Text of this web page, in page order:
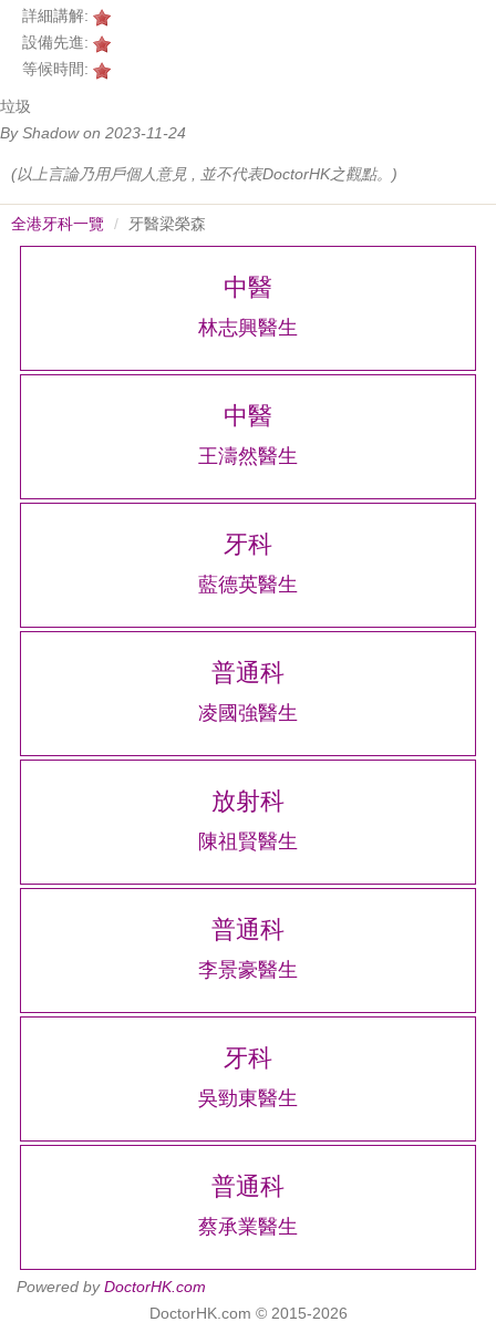
詳細講解:
設備先進:
等候時間:
垃圾
By Shadow on 2023-11-24
(以上言論乃用戶個人意見 , 並不代表DoctorHK之觀點。)
全港牙科一覽 牙醫梁榮森
中醫
林志興醫生
中醫
王濤然醫生
牙科
藍德英醫生
普通科
凌國強醫生
放射科
陳祖賢醫生
普通科
李景豪醫生
牙科
吳勁東醫生
普通科
蔡承業醫生
Powered byDoctorHK.com
DoctorHK.com © 2015-2026